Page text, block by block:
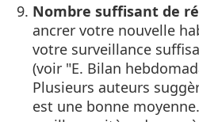
Nombre suffisant de
ancrer votre nouvelle
votre surveillance
(voir "E. Bilan
Plusieurs auteurs
est une bonne